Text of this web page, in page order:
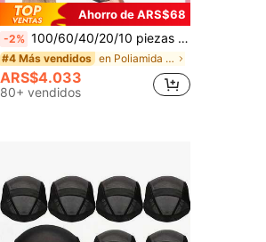
Ahorro de ARS$68
-2% 100/60/40/20/10 piezas Redes elásticas para el cabello negras, gorros de red invisibles para pelucas de mujer, adecuados para servicio de catering, moño de ballet, dormir, accesorios para el cabello
#4 Más vendidos en Poliamida Accesorios para el cabello de las muj
ARS$4.033
80+ vendidos